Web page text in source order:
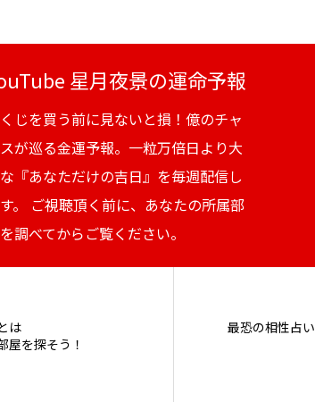
星月夜景の運命予報
じを買う前に見ないと損！億のチャ
が巡る金運予報。一粒万倍日より大
『あなただけの吉日』を毎週配信し
。 ご視聴頂く前に、あなたの所属部
調べてからご覧ください。
は
屋を探そう！
最恐の相性占い